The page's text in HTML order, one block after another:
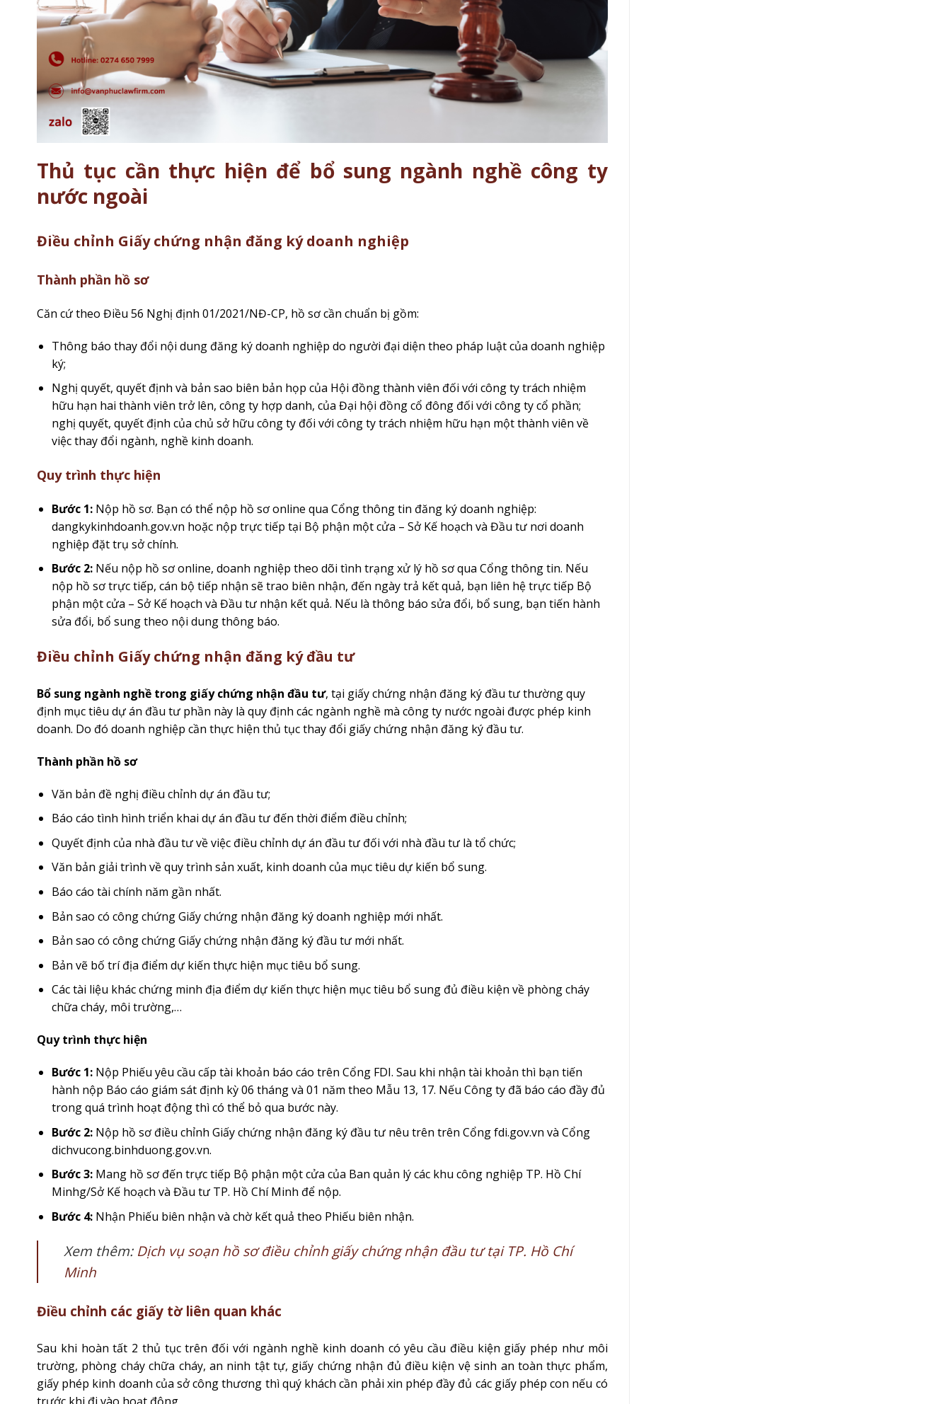
Thủ tục cần thực hiện để bổ sung ngành nghề công ty
nước ngoài
Điều chỉnh Giấy chứng nhận đăng ký doanh nghiệp
Thành phần hồ sơ
Căn cứ theo Điều 56 Nghị định 01/2021/NĐ-CP, hồ sơ cần chuẩn bị gồm:
Thông báo thay đổi nội dung đăng ký doanh nghiệp do người đại diện theo pháp luật của doanh nghiệp
ký;
Nghị quyết, quyết định và bản sao biên bản họp của Hội đồng thành viên đối với công ty trách nhiệm
hữu hạn hai thành viên trở lên, công ty hợp danh, của Đại hội đồng cổ đông đối với công ty cổ phần;
nghị quyết, quyết định của chủ sở hữu công ty đối với công ty trách nhiệm hữu hạn một thành viên về
việc thay đổi ngành, nghề kinh doanh.
Quy trình thực hiện
Bước 1:Nộp hồ sơ. Bạn có thể nộp hồ sơ online qua Cổng thông tin đăng ký doanh nghiệp:
dangkykinhdoanh.gov.vn hoặc nộp trực tiếp tại Bộ phận một cửa – Sở Kế hoạch và Đầu tư nơi doanh
nghiệp đặt trụ sở chính.
Bước 2:Nếu nộp hồ sơ online, doanh nghiệp theo dõi tình trạng xử lý hồ sơ qua Cổng thông tin. Nếu
nộp hồ sơ trực tiếp, cán bộ tiếp nhận sẽ trao biên nhận, đến ngày trả kết quả, bạn liên hệ trực tiếp Bộ
phận một cửa – Sở Kế hoạch và Đầu tư nhận kết quả. Nếu là thông báo sửa đổi, bổ sung, bạn tiến hành
sửa đổi, bổ sung theo nội dung thông báo.
Điều chỉnh Giấy chứng nhận đăng ký đầu tư
Bổ sung ngành nghề trong giấy chứng nhận đầu tư, tại giấy chứng nhận đăng ký đầu tư thường quy
định mục tiêu dự án đầu tư phần này là quy định các ngành nghề mà công ty nước ngoài được phép kinh
doanh. Do đó doanh nghiệp cần thực hiện thủ tục thay đổi giấy chứng nhận đăng ký đầu tư.
Thành phần hồ sơ
Văn bản đề nghị điều chỉnh dự án đầu tư;
Báo cáo tình hình triển khai dự án đầu tư đến thời điểm điều chỉnh;
Quyết định của nhà đầu tư về việc điều chỉnh dự án đầu tư đối với nhà đầu tư là tổ chức;
Văn bản giải trình về quy trình sản xuất, kinh doanh của mục tiêu dự kiến bổ sung.
Báo cáo tài chính năm gần nhất.
Bản sao có công chứng Giấy chứng nhận đăng ký doanh nghiệp mới nhất.
Bản sao có công chứng Giấy chứng nhận đăng ký đầu tư mới nhất.
Bản vẽ bố trí địa điểm dự kiến thực hiện mục tiêu bổ sung.
Các tài liệu khác chứng minh địa điểm dự kiến thực hiện mục tiêu bổ sung đủ điều kiện về phòng cháy
chữa cháy, môi trường,…
Quy trình thực hiện
Bước 1: Nộp Phiếu yêu cầu cấp tài khoản báo cáo trên Cổng FDI. Sau khi nhận tài khoản thì bạn tiến
hành nộp Báo cáo giám sát định kỳ 06 tháng và 01 năm theo Mẫu 13, 17. Nếu Công ty đã báo cáo đầy đủ
trong quá trình hoạt động thì có thể bỏ qua bước này.
Bước 2: Nộp hồ sơ điều chỉnh Giấy chứng nhận đăng ký đầu tư nêu trên trên Cổng fdi.gov.vn và Cổng
dichvucong.binhduong.gov.vn.
Bước 3:Mang hồ sơ đến trực tiếp Bộ phận một cửa của Ban quản lý các khu công nghiệp TP. Hồ Chí
Minhg/Sở Kế hoạch và Đầu tư TP. Hồ Chí Minh để nộp.
Bước 4: Nhận Phiếu biên nhận và chờ kết quả theo Phiếu biên nhận.
Xem thêm: Dịch vụ soạn hồ sơ điều chỉnh giấy chứng nhận đầu tư tại TP. Hồ Chí
Minh
Điều chỉnh các giấy tờ liên quan khác
Sau khi hoàn tất 2 thủ tục trên đối với ngành nghề kinh doanh có yêu cầu điều kiện giấy phép như môi
trường, phòng cháy chữa cháy, an ninh tật tự, giấy chứng nhận đủ điều kiện vệ sinh an toàn thực phẩm,
giấy phép kinh doanh của sở công thương thì quý khách cần phải xin phép đầy đủ các giấy phép con nếu có